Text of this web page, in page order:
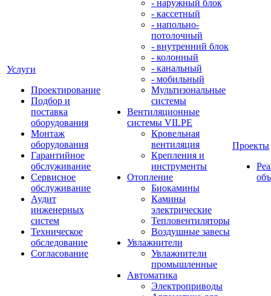
Услуги
Проектирование
Подбор и
поставка
оборудования
Монтаж
оборудования
Гарантийное
обслуживание
Сервисное
обслуживание
Аудит
инженерных
систем
Техническое
обследование
Согласование
- наружный блок
- кассетный
- напольно-
потолочный
- внутренний блок
- колонный
- канальный
- мобильный
Мультизональные
системы
Вентиляционные
системы VILPE
Кровельная
вентиляция
Крепления и
инструменты
Отопление
Биокамины
Камины
электрические
Тепловентиляторы
Воздушные завесы
Увлажнители
Увлажнители
промышленные
Автоматика
Электроприводы
Проекты